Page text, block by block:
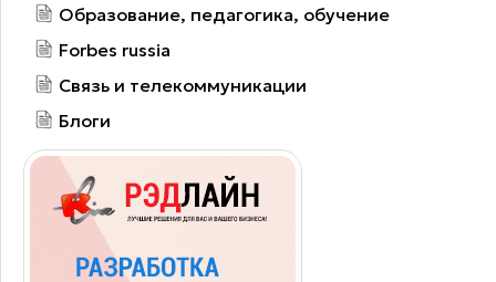
Образование, педагогика, обучение
Forbes russia
Связь и телекоммуникации
Блоги